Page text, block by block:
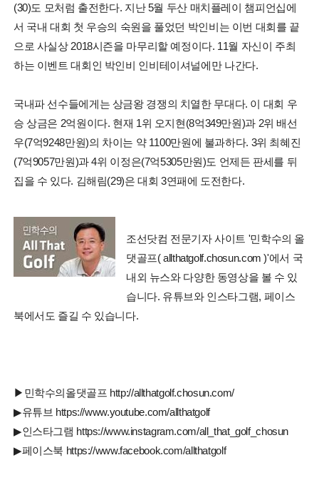
(30)도 모처럼 출전한다. 지난 5월 두산 매치플레이 챔피언십에
서 국내 대회 첫 우승의 숙원을 풀었던 박인비는 이번 대회를 끝
으로 사실상 2018시즌을 마무리할 예정이다. 11월 자신이 주최
하는 이벤트 대회인 박인비 인비테이셔널에만 나간다.
국내파 선수들에게는 상금왕 경쟁의 치열한 무대다. 이 대회 우
승 상금은 2억원이다. 현재 1위 오지현(8억349만원)과 2위 배선
우(7억9248만원)의 차이는 약 1100만원에 불과하다. 3위 최혜진
(7억9057만원)과 4위 이정은(7억5305만원)도 언제든 판세를 뒤
집을 수 있다. 김해림(29)은 대회 3연패에 도전한다.
조선닷컴 전문기자 사이트 '민학수의 올
댓골프( allthatgolf.chosun.com )'에서 국
내외 뉴스와 다양한 동영상을 볼 수 있
습니다. 유튜브와 인스타그램, 페이스
북에서도 즐길 수 있습니다.
▶민학수의올댓골프 http://allthatgolf.chosun.com/
▶유튜브 https://www.youtube.com/allthatgolf
▶인스타그램 https://www.instagram.com/all_that_golf_chosun
▶페이스북 https://www.facebook.com/allthatgolf